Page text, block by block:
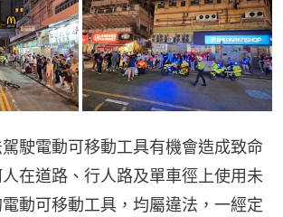
駛電動可移動工具有機會造成致命
在道路、行人路及單車徑上使用未
動可移動工具，均屬違法，一經定